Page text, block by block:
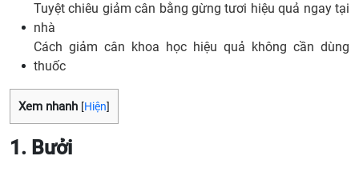
Tuyệt chiêu giảm cân bằng gừng tươi hiệu quả ngay tại
nhà
Cách giảm cân khoa học hiệu quả không cần dùng
thuốc
Xem nhanh [Hiện]
1. Bưởi